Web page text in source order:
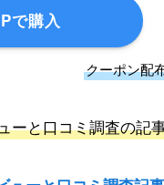
で購入
クーポン配
ーと口コミ調査の記